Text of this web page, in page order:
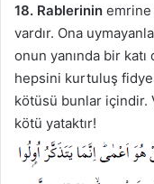
18. Rablerinin emrine
vardır. Ona
onun yanında bir
hepsini kurtuluş
kötüsü bunlar içindir.
kötü yataktır!